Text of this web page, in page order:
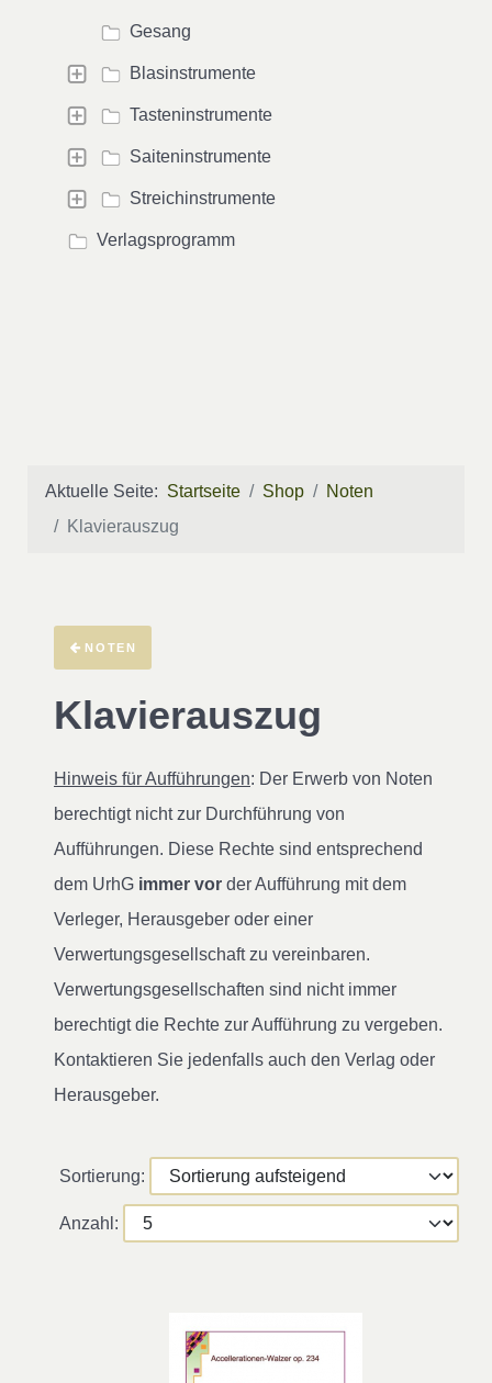
Gesang
Blasinstrumente
Tasteninstrumente
Saiteninstrumente
Streichinstrumente
Verlagsprogramm
Aktuelle Seite: Startseite Shop
Noten
Klavierauszug
NOTEN
Klavierauszug
Hinweis für Aufführungen: Der Erwerb von Noten
berechtigt nicht zur Durchführung von
Aufführungen. Diese Rechte sind entsprechend
dem UrhG immer vor der Aufführung mit dem
Verleger, Herausgeber oder einer
Verwertungsgesellschaft zu vereinbaren.
Verwertungsgesellschaften sind nicht immer
berechtigt die Rechte zur Aufführung zu vergeben.
Kontaktieren Sie jedenfalls auch den Verlag oder
Herausgeber.
Sortierung:
Anzahl: